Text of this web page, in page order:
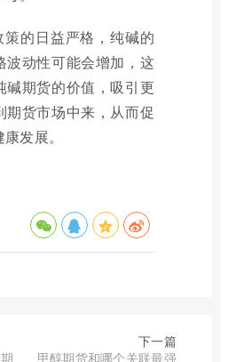
的日益严格，纯碱的
波动性可能会增加，这
碱期货的价值，吸引更
期货市场中来，从而促
发展。
下一篇
甲醇期货和哪个关联最强